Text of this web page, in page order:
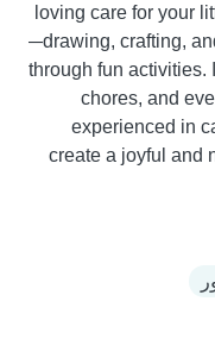
loving care for your
—drawing, crafting,
through fun activities.
chores, and
experienced in
create a joyful and